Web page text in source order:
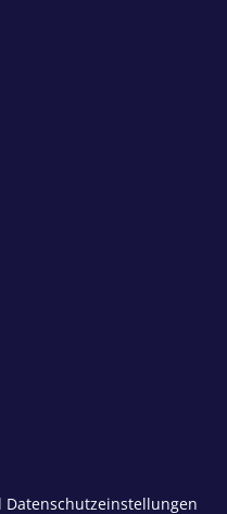
l Datenschutzeinstellungen